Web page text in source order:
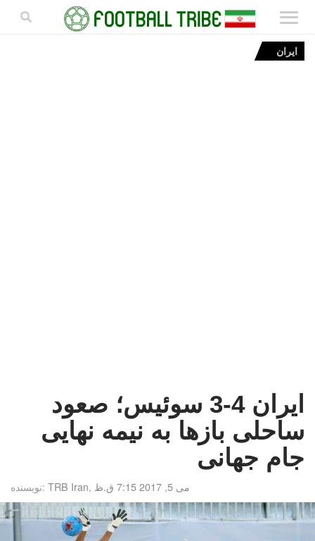
ایران
ایران 4-3 سوئیس؛ صعود
ساحلی بازها به نیمه نهایی
جام جهانی
نویسنده:TRB Iran, می 5, 2017 7:15 ق.ظ